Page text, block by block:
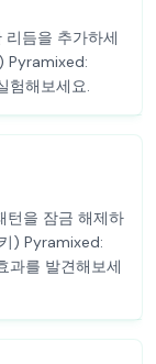
듬을 추가하세
Pyramixed:
험해보세요.
턴을 잠금 해제하
) Pyramixed:
과를 발견해보세